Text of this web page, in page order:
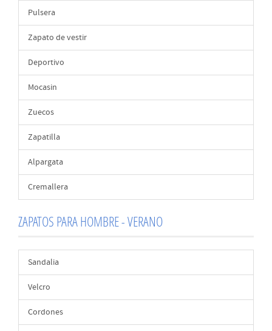
Pulsera
Zapato de vestir
Deportivo
Mocasin
Zuecos
Zapatilla
Alpargata
Cremallera
ZAPATOS PARA HOMBRE - VERANO
Sandalia
Velcro
Cordones